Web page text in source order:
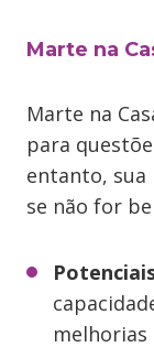
Marte na
Marte na
para
entanto, sua
se não for
melhorias